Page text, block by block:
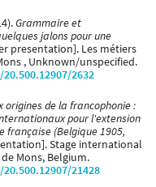
Grammaire et
jalons pour une
presentation]. Les métiers
, Unknown/unspecified.
2632
origines de la francophonie :
pour l'extension
française (Belgique 1905,
Stage international
Mons, Belgium.
21428